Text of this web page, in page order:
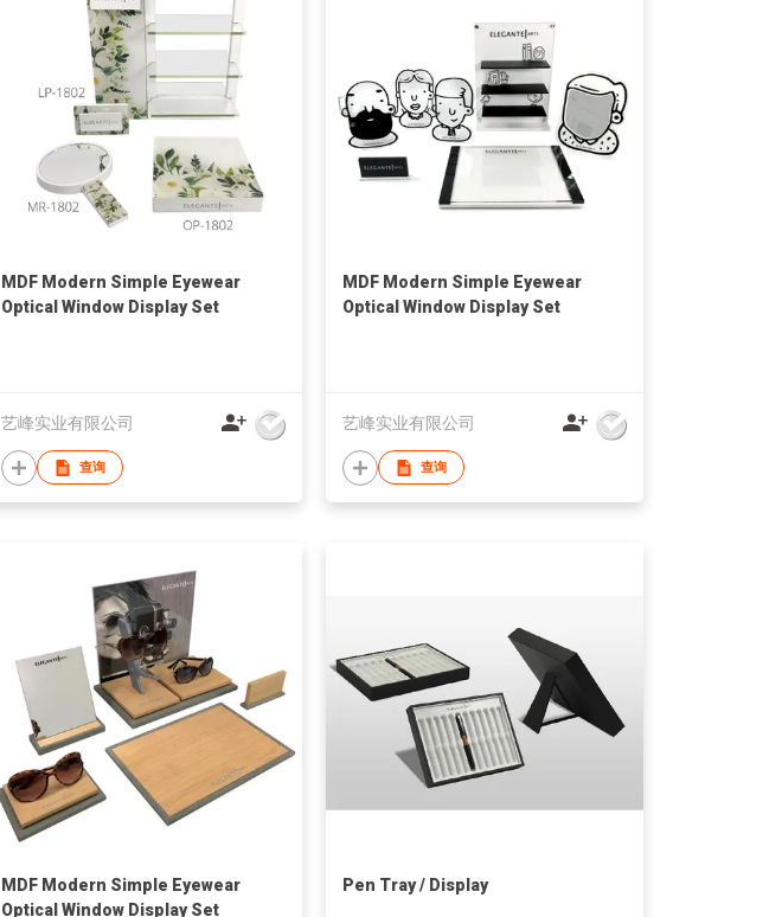
MDF Modern Simple Eyewear
Optical Window Display Set
艺峰实业有限公司
查询
MDF Modern Simple Eyewear
Optical Window Display Set
艺峰实业有限公司
查询
MDF Modern Simple Eyewear
Optical Window Display Set
Pen Tray / Display